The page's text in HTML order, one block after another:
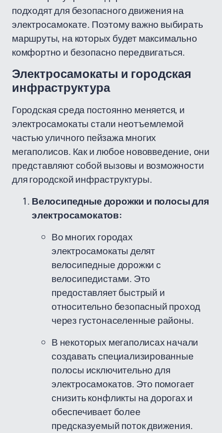
подходят для безопасного движения на
электросамокате. Поэтому важно выбирать
маршруты, на которых будет максимально
комфортно и безопасно передвигаться.
Электросамокаты и городская
инфраструктура
Городская среда постоянно меняется, и
электросамокаты стали неотъемлемой
частью уличного пейзажа многих
мегаполисов. Как и любое нововведение, они
представляют собой вызовы и возможности
для городской инфраструктуры.
Велосипедные дорожки и полосы для
электросамокатов:
Во многих городах
электросамокаты делят
велосипедные дорожки с
велосипедистами. Это
предоставляет быстрый и
относительно безопасный проход
через густонаселенные районы.
В некоторых мегаполисах начали
создавать специализированные
полосы исключительно для
электросамокатов. Это помогает
снизить конфликты на дорогах и
обеспечивает более
предсказуемый поток движения.